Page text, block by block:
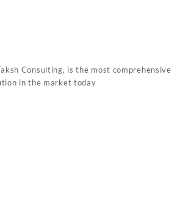
Consulting, is the most comprehensive
in the market today